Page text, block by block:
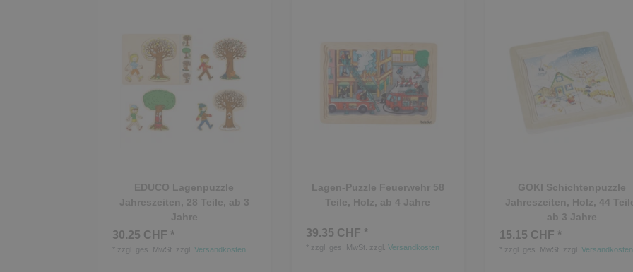
EDUCO Lagenpuzzle
Jahreszeiten, 28 Teile, ab 3
Jahre
30.25 CHF *
zzgl. ges. MwSt. zzgl. Versandkosten
Lagen-Puzzle Feuerwehr 58
Teile, Holz, ab 4 Jahre
39.35 CHF *
zzgl. ges. MwSt. zzgl. Versandkosten
GOKI Schichtenpuzzle
Jahreszeiten, Holz, 44
ab 3 Jahre
15.15 CHF *
zzgl. ges. MwSt. zzgl. Versandkosten